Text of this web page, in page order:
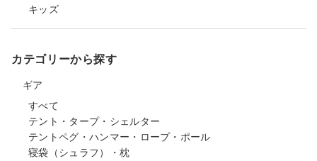
キッズ
カテゴリーから探す
ギア
すべて
テント・タープ・シェルター
テントペグ・ハンマー・ロープ・ポール
寝袋（シュラフ）・枕